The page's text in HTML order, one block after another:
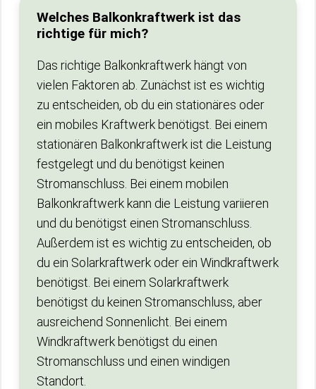
Welches Balkonkraftwerk ist das
richtige für mich?
Das richtige Balkonkraftwerk hängt von
vielen Faktoren ab. Zunächst ist es wichtig
zu entscheiden, ob du ein stationäres oder
ein mobiles Kraftwerk benötigst. Bei einem
stationären Balkonkraftwerk ist die Leistung
festgelegt und du benötigst keinen
Stromanschluss. Bei einem mobilen
Balkonkraftwerk kann die Leistung variieren
und du benötigst einen Stromanschluss.
Außerdem ist es wichtig zu entscheiden, ob
du ein Solarkraftwerk oder ein Windkraftwerk
benötigst. Bei einem Solarkraftwerk
benötigst du keinen Stromanschluss, aber
ausreichend Sonnenlicht. Bei einem
Windkraftwerk benötigst du einen
Stromanschluss und einen windigen
Standort.